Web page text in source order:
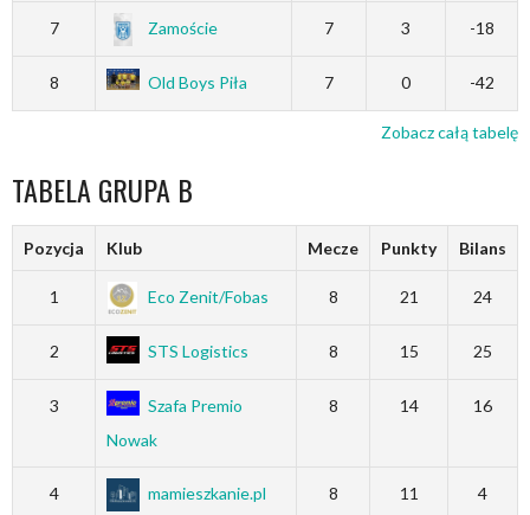
7 Zamoście 7 3 -18
8 Old Boys Piła 7 0 -42
Zobacz całą tabelę
TABELA GRUPA B
Pozycja Klub Mecze Punkty Bilans
1 Eco Zenit/Fobas 8 21 24
2 STS Logistics 8 15 25
3
Szafa Premio
Nowak
8 14 16
4 mamieszkanie.pl 8 11 4